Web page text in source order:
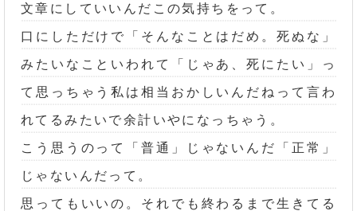
文章にしていいんだこの気持ちをって。
口にしただけで「そんなことはだめ。死ぬな」
みたいなこといわれて「じゃあ、死にたい」っ
て思っちゃう私は相当おかしいんだねって言わ
れてるみたいで余計いやになっちゃう。
こう思うのって「普通」じゃないんだ「正常」
じゃないんだって。
思ってもいいの。それでも終わるまで生きてる